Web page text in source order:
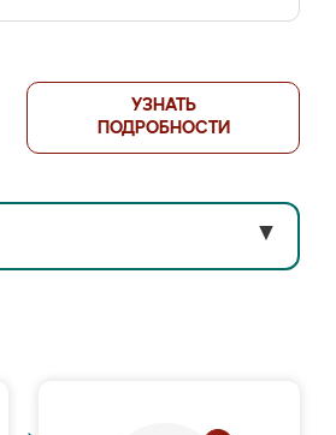
УЗНАТЬ
ПОДРОБНОСТИ
▼